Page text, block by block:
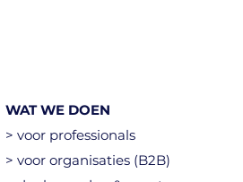
WAT WE DOEN
> voor professionals
> voor organisaties (B2B)